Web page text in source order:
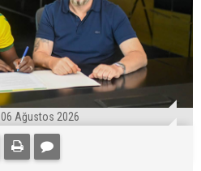
06 Ağustos 2026